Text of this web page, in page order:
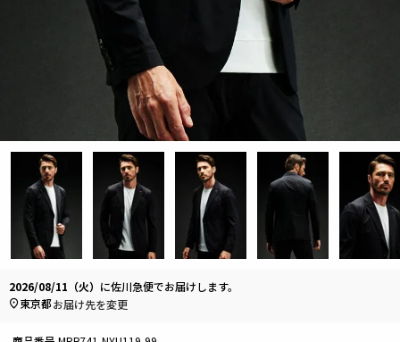
2026/08/11（火） に佐川急便でお届けします。
東京都お届け先を変更